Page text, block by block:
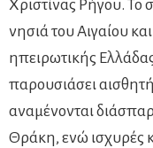
Χριστίνας Ρήγου. Το
νησιά του Αιγαίου
ηπειρωτικής
παρουσιάσει
αναμένονται
Θράκη, ενώ ισχυρές